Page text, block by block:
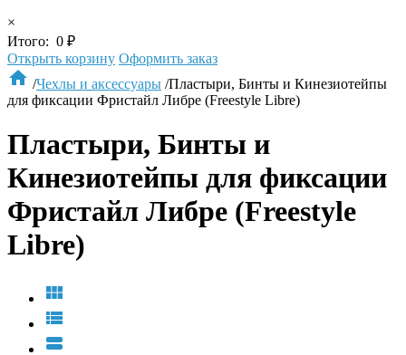
×
Итого: 0 ₽
Открыть корзину Оформить заказ
 /Чехлы и аксессуары /Пластыри, Бинты и Кинезиотейпы
для фиксации Фристайл Либре (Freestyle Libre)
Пластыри, Бинты и
Кинезиотейпы для фиксации
Фристайл Либре (Freestyle
Libre)


